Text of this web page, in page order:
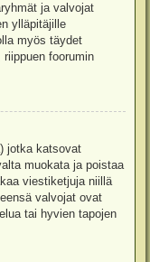
ja valvojat
ylläpitäjille
myös täydet
foorumin
jotka katsovat
muokata ja poistaa
viestiketjuja niillä
valvojat ovat
tai hyvien tapojen